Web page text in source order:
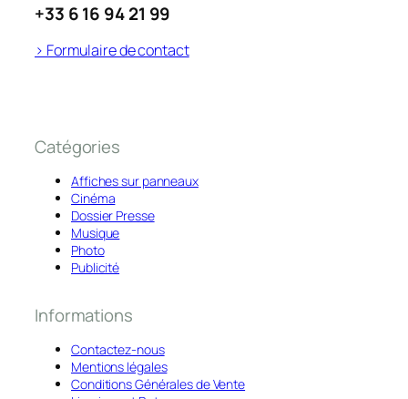
+33 6 16 94 21 99
> Formulaire de contact
Catégories
Affiches sur panneaux
Cinéma
Dossier Presse
Musique
Photo
Publicité
Informations
Contactez-nous
Mentions légales
Conditions Générales de Vente